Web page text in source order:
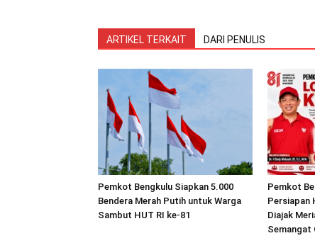
ARTIKEL TERKAIT DARI PENULIS
Pemkot Bengkulu Siapkan 5.000
Bendera Merah Putih untuk Warga
Sambut HUT RI ke-81
Pemkot
Persiapan
Diajak
Semangat